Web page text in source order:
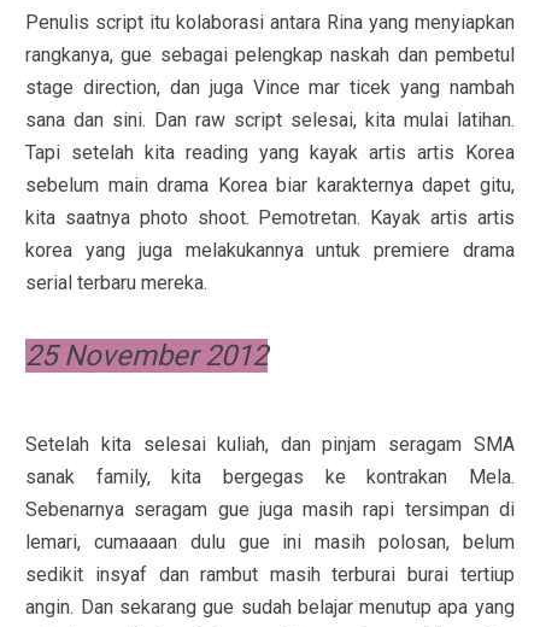
Penulis script itu kolaborasi antara Rina yang menyiapkan
rangkanya, gue sebagai pelengkap naskah dan pembetul
stage direction, dan juga Vince mar ticek yang nambah
sana dan sini. Dan raw script selesai, kita mulai latihan.
Tapi setelah kita reading yang kayak artis artis Korea
sebelum main drama Korea biar karakternya dapet gitu,
kita saatnya photo shoot. Pemotretan. Kayak artis artis
korea yang juga melakukannya untuk premiere drama
serial terbaru mereka.
25 November 2012
Setelah kita selesai kuliah, dan pinjam seragam SMA
sanak family, kita bergegas ke kontrakan Mela.
Sebenarnya seragam gue juga masih rapi tersimpan di
lemari, cumaaaan dulu gue ini masih polosan, belum
sedikit insyaf dan rambut masih terburai burai tertiup
angin. Dan sekarang gue sudah belajar menutup apa yang